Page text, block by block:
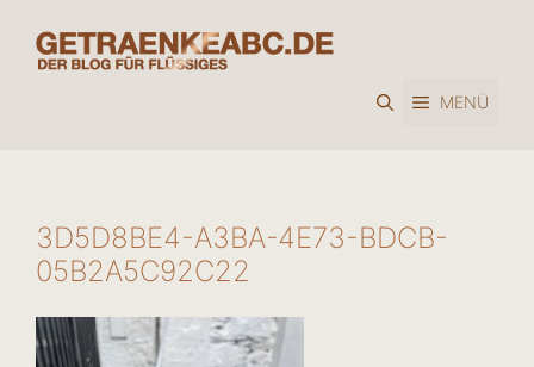
Inhalt
springen
MENÜ
3D5D8BE4-A3BA-4E73-BDCB-
05B2A5C92C22